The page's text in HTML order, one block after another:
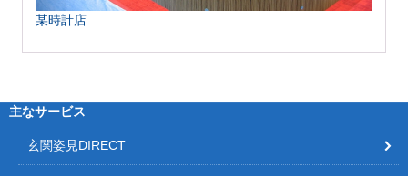
某時計店
主なサービス
玄関姿見DIRECT